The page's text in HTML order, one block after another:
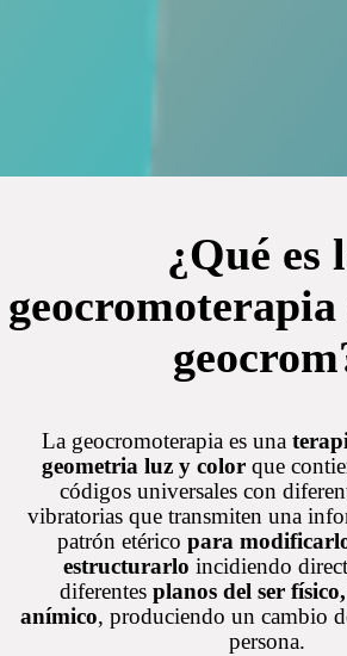
¿Qué es
La geocromoterapia es una
geometria luz y color que
códigos universales con
vibratorias que transmiten una
patrón etérico para
estructurarlo incidiendo
diferentes planos del ser
anímico, produciendo un cambio
persona.